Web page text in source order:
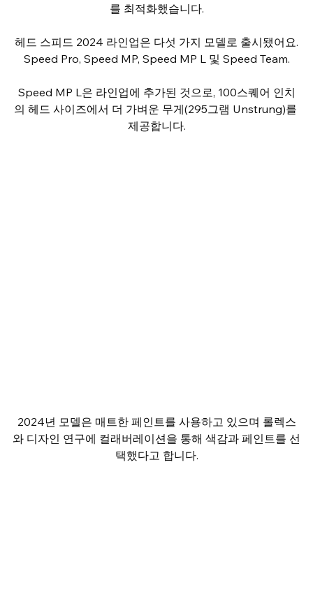
를 최적화했습니다.
헤드 스피드 2024 라인업은 다섯 가지 모델로 출시됐어요.
Speed Pro, Speed MP, Speed MP L 및 Speed Team.
Speed MP L은 라인업에 추가된 것으로, 100스퀘어 인치
의 헤드 사이즈에서 더 가벼운 무게(295그램 Unstrung)를
제공합니다.
2024년 모델은 매트한 페인트를 사용하고 있으며 롤렉스
와 디자인 연구에 컬래버레이션을 통해 색감과 페인트를 선
택했다고 합니다.